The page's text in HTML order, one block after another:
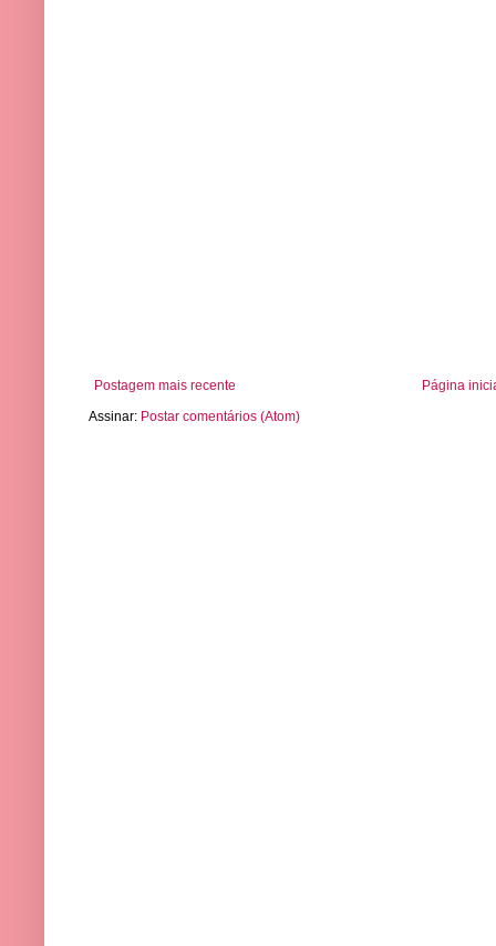
Postagem mais recente
Página
Assinar: Postar comentários (Atom)